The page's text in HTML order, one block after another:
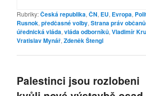
Rubriky:Česká republika,ČN, EU, Evropa,
Rusnok,předčasné volby,Strana práv
úřednická vláda,vláda odborníků,Vladimír
Vratislav Mynář,Zdeněk Štengl
Palestinci jsou rozlobeni